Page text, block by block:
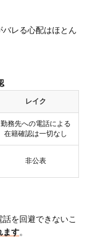
レる心配はほとん
レイク
勤務先への電話による
在籍確認は一切なし
非公表
を回避できないこ
ます。